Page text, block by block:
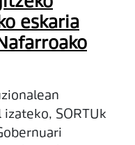
eskaria
SORTUk